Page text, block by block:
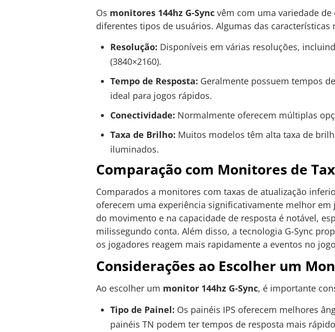
Os monitores 144hz G-Sync vêm com uma variedade
diferentes tipos de usuários. Algumas das
Resolução: Disponíveis em várias resoluções,
(3840×2160).
Tempo de Resposta: Geralmente possuem tempos
ideal para jogos rápidos.
Conectividade: Normalmente oferecem múltiplas
Taxa de Brilho: Muitos modelos têm alta taxa de
iluminados.
Comparação com Monitores de
Comparados a monitores com taxas de atualização
oferecem uma experiência significativamente melhor
do movimento e na capacidade de resposta é notável,
milissegundo conta. Além disso, a tecnologia G-Sync
os jogadores reagem mais rapidamente a eventos no
Considerações ao Escolher um
Ao escolher um monitor 144hz G-Sync, é importante
Tipo de Painel: Os painéis IPS oferecem melhores
painéis TN podem ter tempos de resposta mais